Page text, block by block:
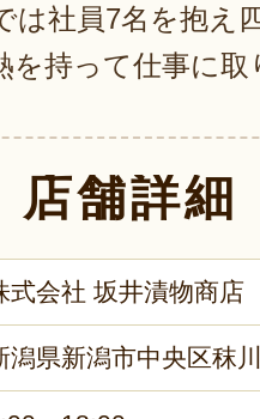
は社員7名を抱え
を持って仕事に
店舗詳細
式会社 坂井漬物商店
潟県新潟市中央区秣